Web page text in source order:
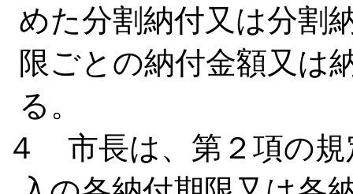
めた分割納付又は分割
限ごとの納付金額又は
る。
４ 市長は、第２項の規